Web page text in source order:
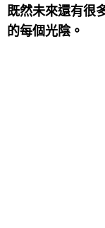
既然未來還有很
的每個光陰。